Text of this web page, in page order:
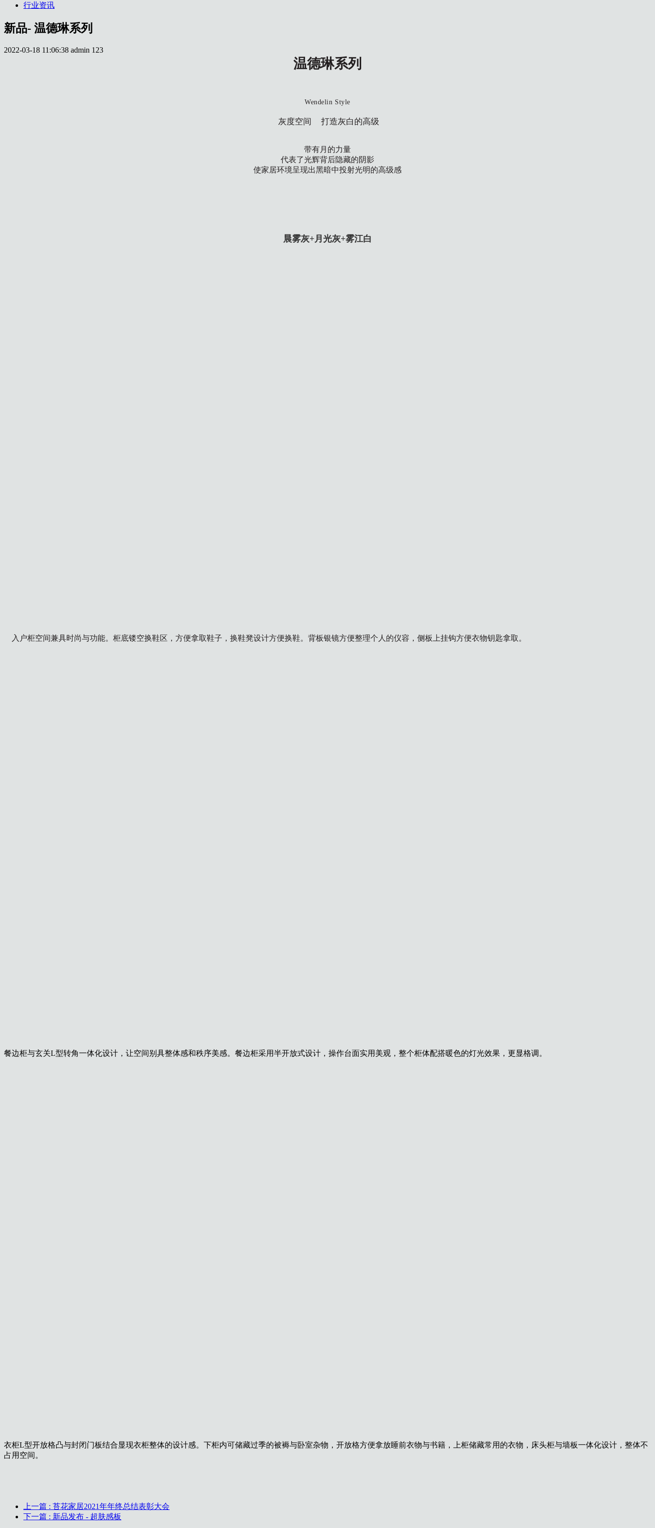
行业资讯
新品- 温德琳系列
2022-03-18 11:06:38 admin 123
温德琳系列
Wendelin Style
灰度空间 打造灰白的高级
带有月的力量
代表了光辉背后隐藏的阴影
使家居环境呈现出黑暗中投射光明的高级感
晨雾灰+月光灰+雾江白
入户柜空间兼具时尚与功能。柜底镂空换鞋区，方便拿取鞋子，换鞋凳设计方便换鞋。背板银镜方便整理个人的仪容，侧板上挂钩方便衣物钥匙拿取。
餐边柜与玄关L型转角一体化设计，让空间别具整体感和秩序美感。餐边柜采用半开放式设计，操作台面实用美观，整个柜体配搭暖色的灯光效果，更显格调。
衣柜L型开放格凸与封闭门板结合显现衣柜整体的设计感。下柜内可储藏过季的被褥与卧室杂物，开放格方便拿放睡前衣物与书籍，上柜储藏常用的衣物，床头柜与墙板一体化设计，整体不
占用空间。
上一篇 : 苔花家居2021年年终总结表彰大会
下一篇 : 新品发布 - 超肤感板